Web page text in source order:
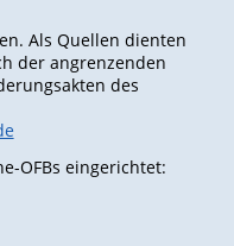
Als Quellen dienten
der angrenzenden
des
OFBs eingerichtet: